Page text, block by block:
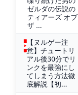
ゼルダの伝説の
ティアーズ オブ
ザ ...
【ヌルゲー注
意】チュートリ
アル後30分でリ
ンクを最強にし
てしまう方法徹
底解説【初...